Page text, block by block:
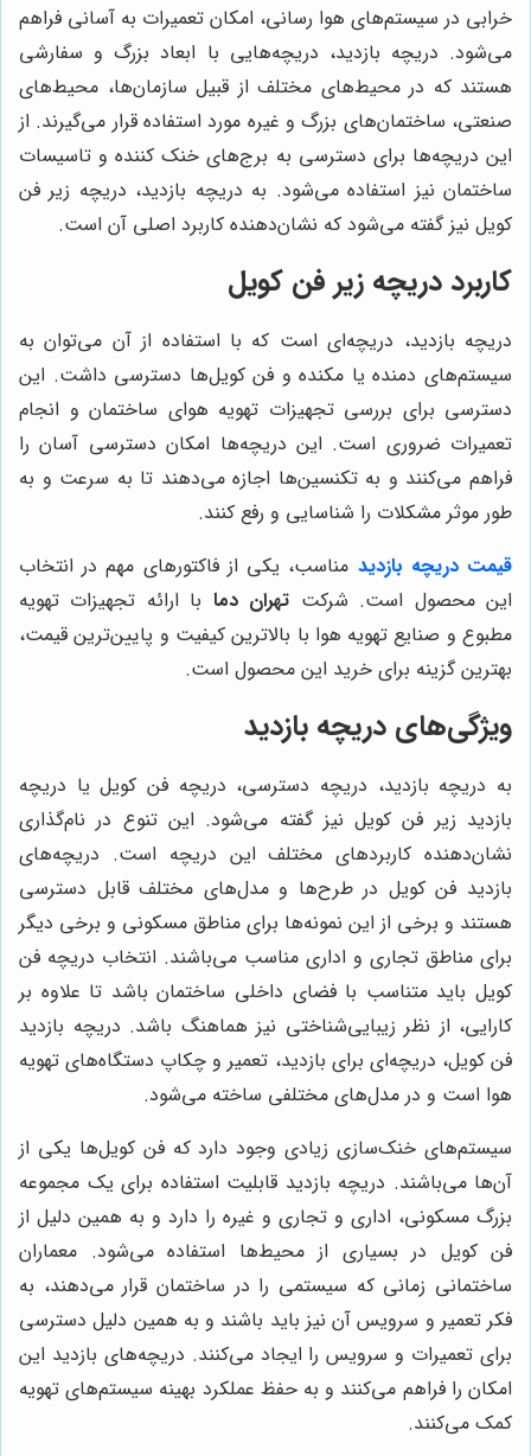
خرابی در سیستم‌های هوا رسانی، امکان تعمیرات به آسانی فراهم
می‌شود. دریچه بازدید، دریچه‌هایی با ابعاد بزرگ و سفارشی
هستند که در محیط‌های مختلف از قبیل سازمان‌ها، محیط‌های
صنعتی، ساختمان‌های بزرگ و غیره مورد استفاده قرار می‌گیرند. از
این دریچه‌ها برای دسترسی به برج‌های خنک کننده و تاسیسات
ساختمان نیز استفاده می‌شود. به دریچه بازدید، دریچه زیر فن
کویل نیز گفته می‌شود که نشان‌دهنده کاربرد اصلی آن است.
کاربرد دریچه زیر فن کویل
دریچه بازدید، دریچه‌ای است که با استفاده از آن می‌توان به
سیستم‌های دمنده یا مکنده و فن کویل‌ها دسترسی داشت. این
دسترسی برای بررسی تجهیزات تهویه هوای ساختمان و انجام
تعمیرات ضروری است. این دریچه‌ها امکان دسترسی آسان را
فراهم می‌کنند و به تکنسین‌ها اجازه می‌دهند تا به سرعت و به
طور موثر مشکلات را شناسایی و رفع کنند.
قیمت دریچه بازدید مناسب، یکی از فاکتورهای مهم در انتخاب
این محصول است. شرکت تهران دما با ارائه تجهیزات تهویه
مطبوع و صنایع تهویه هوا با بالاترین کیفیت و پایین‌ترین قیمت،
بهترین گزینه برای خرید این محصول است.
ویژگی‌های دریچه بازدید
به دریچه بازدید، دریچه دسترسی، دریچه فن کویل یا دریچه
بازدید زیر فن کویل نیز گفته می‌شود. این تنوع در نام‌گذاری
نشان‌دهنده کاربردهای مختلف این دریچه است. دریچه‌های
بازدید فن کویل در طرح‌ها و مدل‌های مختلف قابل دسترسی
هستند و برخی از این نمونه‌ها برای مناطق مسکونی و برخی دیگر
برای مناطق تجاری و اداری مناسب می‌باشند. انتخاب دریچه فن
کویل باید متناسب با فضای داخلی ساختمان باشد تا علاوه بر
کارایی، از نظر زیبایی‌شناختی نیز هماهنگ باشد. دریچه بازدید
فن کویل، دریچه‌ای برای بازدید، تعمیر و چکاپ دستگاه‌های تهویه
هوا است و در مدل‌های مختلفی ساخته می‌شود.
سیستم‌های خنک‌سازی زیادی وجود دارد که فن کویل‌ها یکی از
آن‌ها می‌باشند. دریچه بازدید قابلیت استفاده برای یک مجموعه
بزرگ مسکونی، اداری و تجاری و غیره را دارد و به همین دلیل از
فن کویل در بسیاری از محیط‌ها استفاده می‌شود. معماران
ساختمانی زمانی که سیستمی را در ساختمان قرار می‌دهند، به
فکر تعمیر و سرویس آن نیز باید باشند و به همین دلیل دسترسی
برای تعمیرات و سرویس را ایجاد می‌کنند. دریچه‌های بازدید این
امکان را فراهم می‌کنند و به حفظ عملکرد بهینه سیستم‌های تهویه
کمک می‌کنند.